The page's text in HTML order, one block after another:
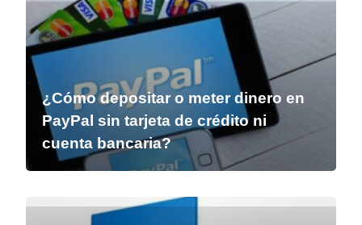
¿Cómo depositar o meter dinero en
PayPal sin tarjeta de crédito ni
cuenta bancaria?